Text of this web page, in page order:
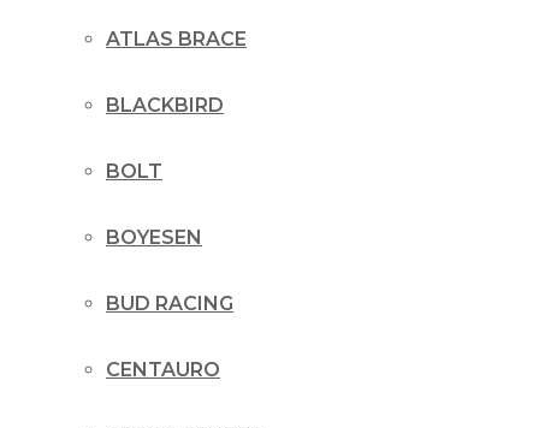
ATLAS BRACE
BLACKBIRD
BOLT
BOYESEN
BUD RACING
CENTAURO